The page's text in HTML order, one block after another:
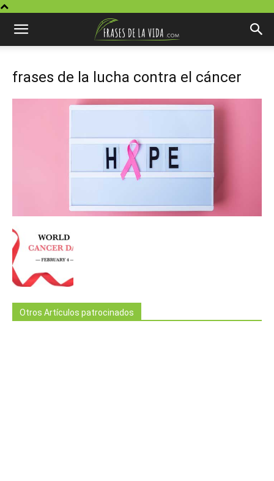
frases de la lucha contra el cáncer
Otros Artículos patrocinados